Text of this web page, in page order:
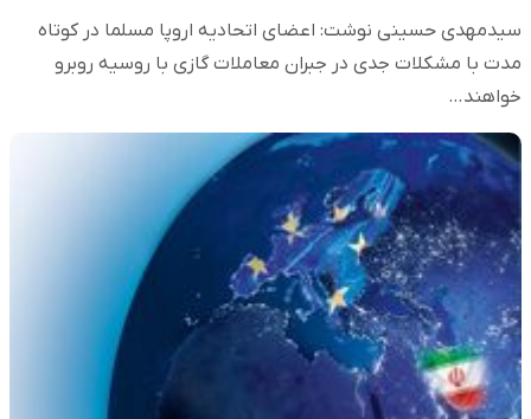
سیدمهدی حسینی نوشت: اعضای اتحادیه اروپا مسلما در کوتاه
مدت با مشکلات جدی در جبران معاملات گازی با روسیه روبرو
خواهند…